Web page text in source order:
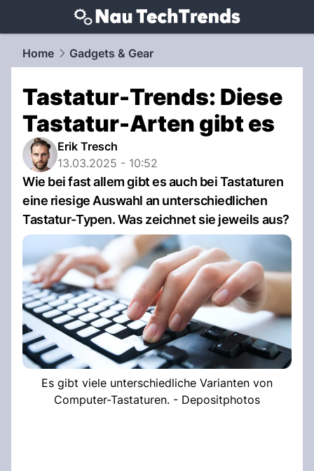
techtrends.NAU.ch
Home Gadgets & Gear
Tastatur-Trends: Diese
Tastatur-Arten gibt es
Erik Tresch
13.03.2025 - 10:52
Wie bei fast allem gibt es auch bei Tastaturen
eine riesige Auswahl an unterschiedlichen
Tastatur-Typen. Was zeichnet sie jeweils aus?
Es gibt viele unterschiedliche Varianten von
Computer-Tastaturen. - Depositphotos